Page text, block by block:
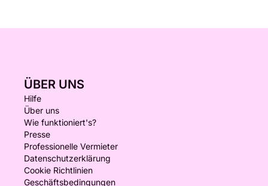
ÜBER UNS
Hilfe
Über uns
Wie funktioniert's?
Presse
Professionelle Vermieter
Datenschutzerklärung
Cookie Richtlinien
Geschäftsbedingungen